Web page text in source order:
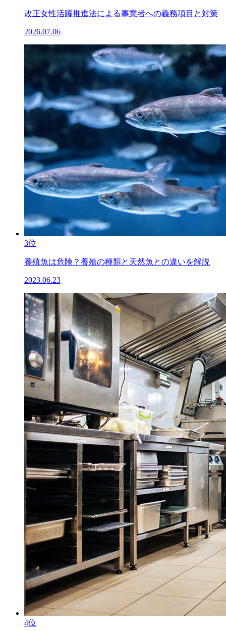
改正女性活躍推進法による事業者への義務項目と対策
2026.07.06
3位
養殖魚は危険？養殖の種類と天然魚との違いを解説
2023.06.23
4位